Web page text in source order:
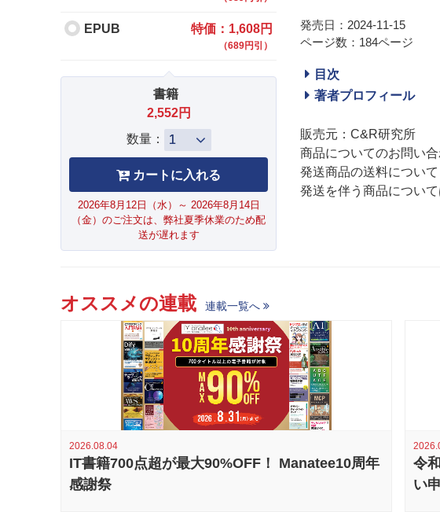
EPUB 特価：1,608円
（689円引）
書籍
2,552円
数量：
2026年8月12日（水）～ 2026年8月14日
（金）のご注文は、弊社夏季休業のため配
送が遅れます
発売日：2024-11-15
ページ数：184ページ
目次
著者プロフィール
販売元：C&R研究所
商品についてのお問い合
発送商品の送料について
発送を伴う商品につい
オススメの連載 連載一覧へ
2026.08.04
IT書籍700点超が最大90%OFF！ Manatee10周年
感謝祭
令
い